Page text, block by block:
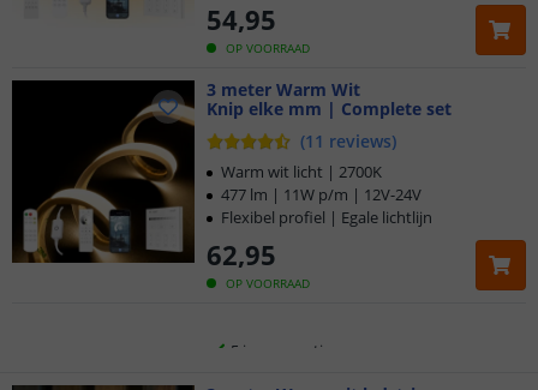
OP VOORRAAD
54,95
3 meter Warm Wit
Knip elke mm | Complete set
(11 reviews)
OP VOORRAAD
62,95
Warm wit licht | 2700K
477 lm | 11W p/m | 12V-24V
Flexibel profiel | Egale lichtlijn
Klantbeoordeling 9.1
Voor 23:45 uur besteld,morgen in huis